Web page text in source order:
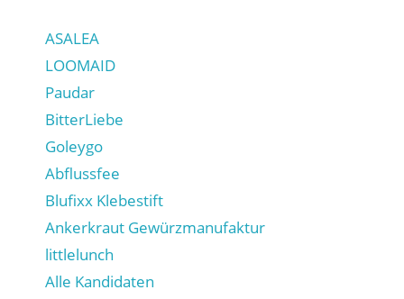
ASALEA
LOOMAID
Paudar
BitterLiebe
Goleygo
Abflussfee
Blufixx Klebestift
Ankerkraut Gewürzmanufaktur
littlelunch
Alle Kandidaten